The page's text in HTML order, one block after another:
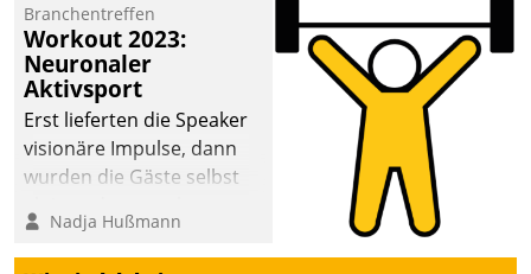
Mammutprojekte
meistern und Workloads
wuppen – bei zunehmend
anspruchsvollen
Aufgaben und
abnehmendem
Branchentreffen
Workout 2023:
Neuronaler
Aktivsport
Erst lieferten die Speaker
visionäre Impulse, dann
wurden die Gäste selbst
methodisch
Vernetzungsideen fürs
Nadja Hußmann